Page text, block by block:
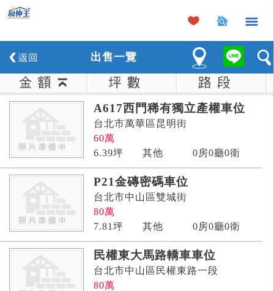
×
出售一覽
A617西門稀有獨立產權車位
台北市萬華區昆明街
60萬
6.39坪 其他 0房0廳0衛
P21金磚密碼車位
台北市中山區雙城街
80萬
7.81 坪 其他 0房0廳0衛
民權東大馬路轎車車位
台北市中山區民權東路一段
80萬